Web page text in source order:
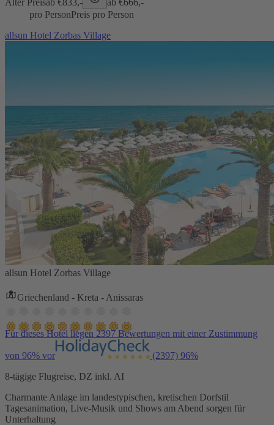
pro PersonPreis pro Person
allsun Hotel Zorbas Village
allsun Hotel Zorbas Village
Griechenland - Kreta - Anissaras
Für dieses Hotel liegen 2397 Bewertungen mit einer Zustimmung
von 96% vor (2397) 96%
8-tägige Flugreise, DZ inkl. AI
Charmante Anlage im landestypischen, kretischen Dorfstil
Tagesanimation, Live-Musik und Shows am Abend sorgen für
Unterhaltung